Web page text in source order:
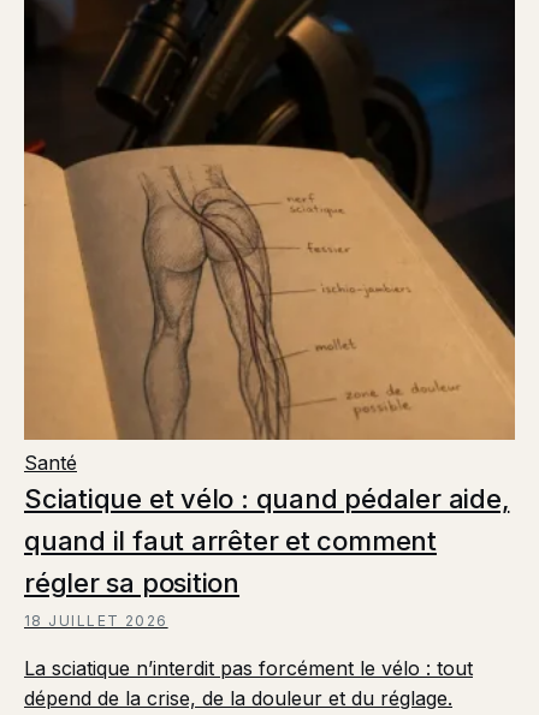
Santé
Sciatique et vélo : quand pédaler aide,
quand il faut arrêter et comment
régler sa position
18 JUILLET 2026
La sciatique n’interdit pas forcément le vélo : tout
dépend de la crise, de la douleur et du réglage.